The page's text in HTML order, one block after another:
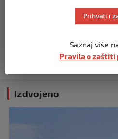
Akcija SIPA-e:
pomoćni objekti
prije 5 mjeseci
Izdvojeno
Prihvati i
Saznaj više
Pravila o